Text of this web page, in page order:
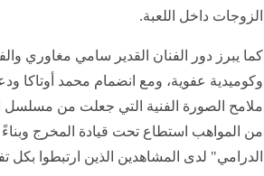
الزوجات داخل اللعبة.
كما يبرز دور الفنان القدير سامي مغاوري
وكوميدية عفوية، ومع انضمام محمد أوتاكا
من المواهب استطاع تحت قيادة المخرج
الدرامي" لدى المشاهدين الذين ارتبطوا